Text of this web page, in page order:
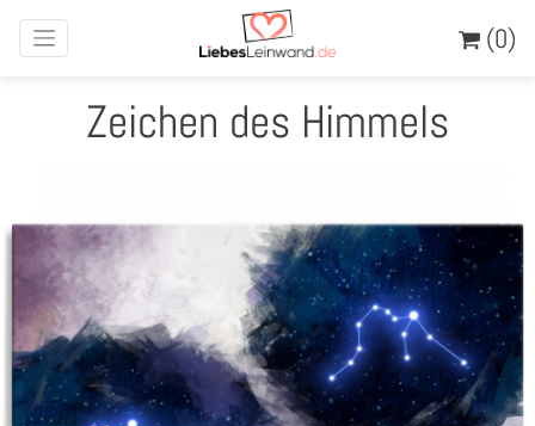
(0)
Zeichen des Himmels